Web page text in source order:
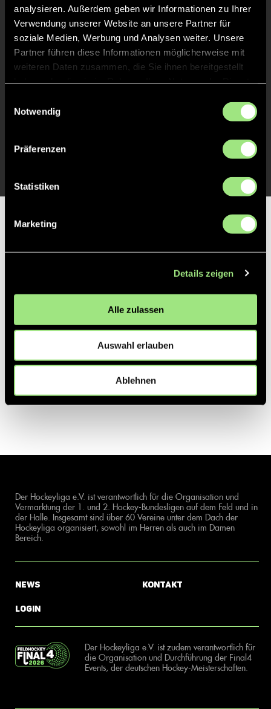
analysieren. Außerdem geben wir Informationen zu Ihrer
Verwendung unserer Website an unsere Partner für
soziale Medien, Werbung und Analysen weiter. Unsere
Partner führen diese Informationen möglicherweise mit
weiteren Daten zusammen, die Sie ihnen bereitgestellt
Notwendig
Präferenzen
Statistiken
Marketing
Details zeigen
Alle zulassen
Auswahl erlauben
Ablehnen
Partner
Der Hockeyliga e.V. ist verantwortlich für die Organisation und
Vermarktung der 1. und 2. Hockey-Bundesligen auf dem Feld und in
der Halle. Insgesamt sind über 60 Vereine unter dem Dach der
Hockeyliga organisiert, sowohl im Herren als auch im Damen
Bereich.
News
Login
Kontakt
Der Hockeyliga e.V. ist zudem verantwortlich für
die Organisation und Durchführung der Final4
Events, der deutschen Hockey-Meisterschaften.